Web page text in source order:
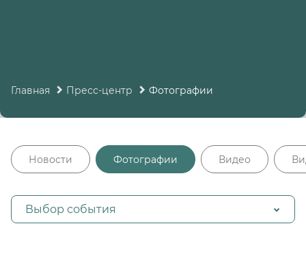
Главная Пресс-центр Фотографии
Новости Фотографии Видео
Выбор события